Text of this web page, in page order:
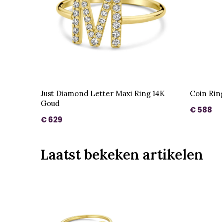
Just Diamond Letter Maxi Ring 14K
Goud
€ 629
Coin
€ 588
Laatst bekeken artikelen